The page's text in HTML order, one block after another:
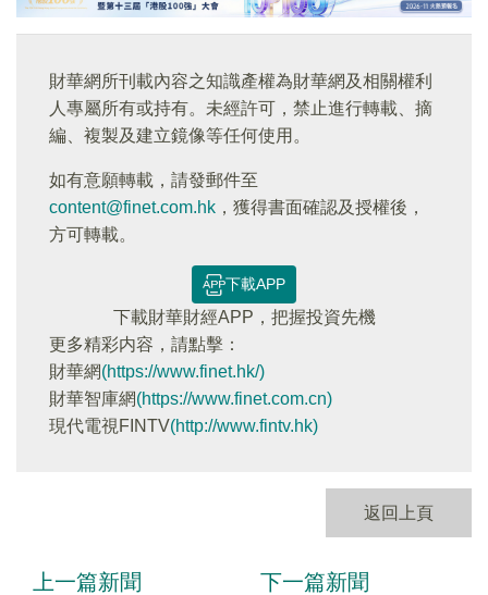
財華網所刊載內容之知識產權為財華網及相關權利
人專屬所有或持有。未經許可，禁止進行轉載、摘
編、複製及建立鏡像等任何使用。
如有意願轉載，請發郵件至
content@finet.com.hk ，獲得書面確認及授權後，
方可轉載。
下載APP
下載財華財經APP，把握投資先機
更多精彩内容，請點擊：
財華網(https://www.finet.hk/)
財華智庫網(https://www.finet.com.cn)
現代電視FINTV(http://www.fintv.hk)
返回上頁
上一篇新聞 下一篇新聞